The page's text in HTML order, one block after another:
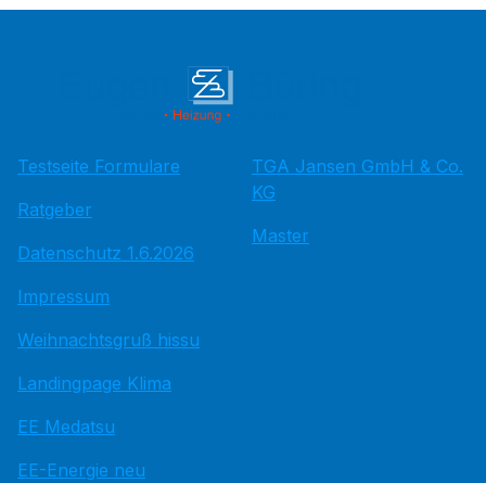
Testseite Formulare
Ratgeber
Datenschutz 1.6.2026
Impressum
Weihnachtsgruß hissu
Landingpage Klima
EE Medatsu
EE-Energie neu
TGA Jansen GmbH & Co.
KG
Master